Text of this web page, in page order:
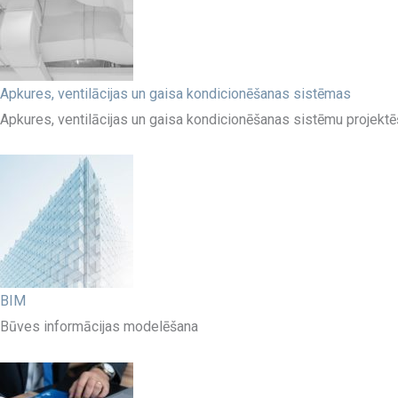
Apkures, ventilācijas un gaisa kondicionēšanas sistēmas
Apkures, ventilācijas un gaisa kondicionēšanas sistēmu
BIM
Būves informācijas modelēšana